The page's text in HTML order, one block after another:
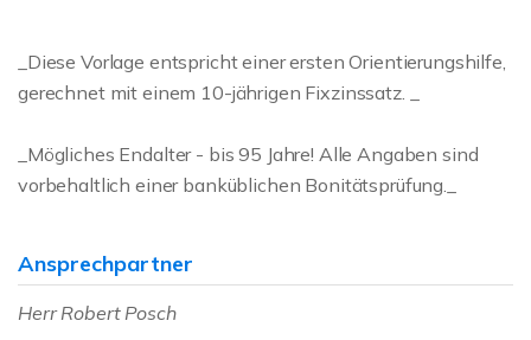
_Diese Vorlage entspricht einer ersten Orientierungshilfe,
gerechnet mit einem 10-jährigen Fixzinssatz. _
_Mögliches Endalter - bis 95 Jahre! Alle Angaben sind
vorbehaltlich einer banküblichen Bonitätsprüfung._
Ansprechpartner
Herr Robert Posch